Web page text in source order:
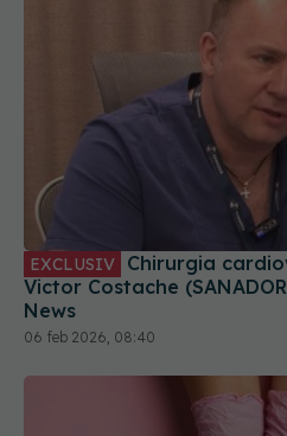
EXCLUSIV
Victor Costache
News
06 feb 2026, 08:40